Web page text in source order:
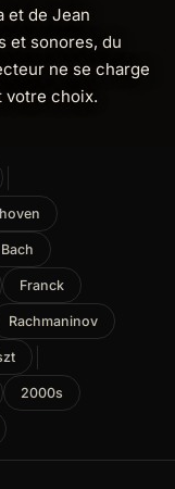
et de Jean
et sonores, du
ne se charge
choix.
Bach
Franck
Rachmaninov
2000s